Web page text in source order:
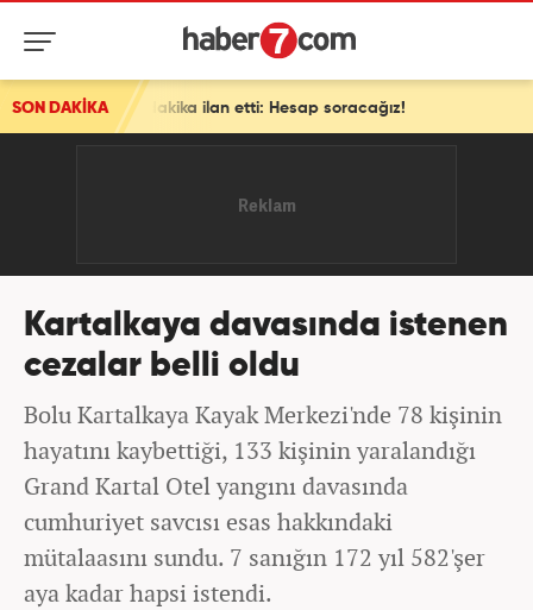
SON DAKİKA
etti: Hesap soracağız!
Kartalkaya davasında istenen
cezalar belli oldu
Bolu Kartalkaya Kayak Merkezi'nde 78 kişinin
hayatını kaybettiği, 133 kişinin yaralandığı
Grand Kartal Otel yangını davasında
cumhuriyet savcısı esas hakkındaki
mütalaasını sundu. 7 sanığın 172 yıl 582'şer
aya kadar hapsi istendi.